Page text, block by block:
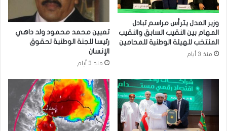
وزير العدل يترأس مراسم تبادل
المهام بين النقيب السابق والنقيب
المنتخب للهيئة الوطنية للمحامين
منذ 3 أيام
تعيين محمد محمود ولد داهي
رئيسا للجنة الوطنية لحقوق
الإنسان
منذ 3 أيام